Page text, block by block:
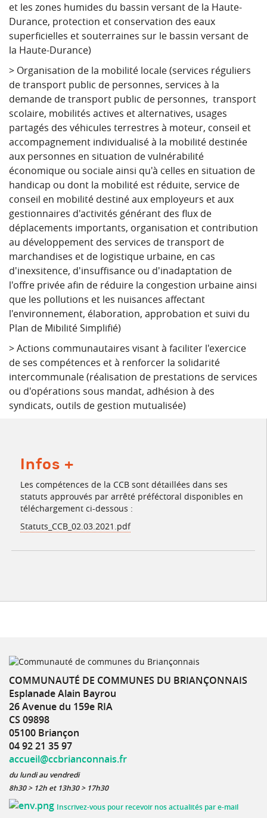
et les zones humides du bassin versant de la Haute-
Durance, protection et conservation des eaux
superficielles et souterraines sur le bassin versant de
la Haute-Durance)
> Organisation de la mobilité locale (services réguliers
de transport public de personnes, services à la
demande de transport public de personnes, transport
scolaire, mobilités actives et alternatives, usages
partagés des véhicules terrestres à moteur, conseil et
accompagnement individualisé à la mobilité destinée
aux personnes en situation de vulnérabilité
économique ou sociale ainsi qu'à celles en situation de
handicap ou dont la mobilité est réduite, service de
conseil en mobilité destiné aux employeurs et aux
gestionnaires d'activités générant des flux de
déplacements importants, organisation et contribution
au développement des services de transport de
marchandises et de logistique urbaine, en cas
d'inexsitence, d'insuffisance ou d'inadaptation de
l'offre privée afin de réduire la congestion urbaine ainsi
que les pollutions et les nuisances affectant
l'environnement, élaboration, approbation et suivi du
Plan de Mibilité Simplifié)
> Actions communautaires visant à faciliter l'exercice
de ses compétences et à renforcer la solidarité
intercommunale (réalisation de prestations de services
ou d'opérations sous mandat, adhésion à des
syndicats, outils de gestion mutualisée)
Infos +
Les compétences de la CCB sont détaillées dans ses
statuts approuvés par arrêté préféctoral disponibles en
téléchargement ci-dessous :
Statuts_CCB_02.03.2021.pdf
COMMUNAUTÉ DE COMMUNES DU BRIANÇONNAIS
Esplanade Alain Bayrou
26 Avenue du 159e RIA
CS 09898
05100 Briançon
04 92 21 35 97
accueil@ccbrianconnais.fr
du lundi au vendredi
8h30 > 12h et 13h30 > 17h30
Inscrivez-vous pour recevoir nos actualités par e-mail